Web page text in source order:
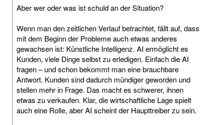
Aber wer oder was ist schuld an der Situation?
Wenn man den zeitlichen Verlauf betrachtet, fällt auf, dass
mit dem Beginn der Probleme auch etwas anderes
gewachsen ist: Künstliche Intelligenz. AI ermöglicht es
Kunden, viele Dinge selbst zu erledigen. Einfach die AI
fragen – und schon bekommt man eine brauchbare
Antwort. Kunden sind dadurch mündiger geworden und
stellen mehr in Frage. Das macht es schwerer, ihnen
etwas zu verkaufen. Klar, die wirtschaftliche Lage spielt
auch eine Rolle, aber AI scheint der Haupttreiber zu sein.